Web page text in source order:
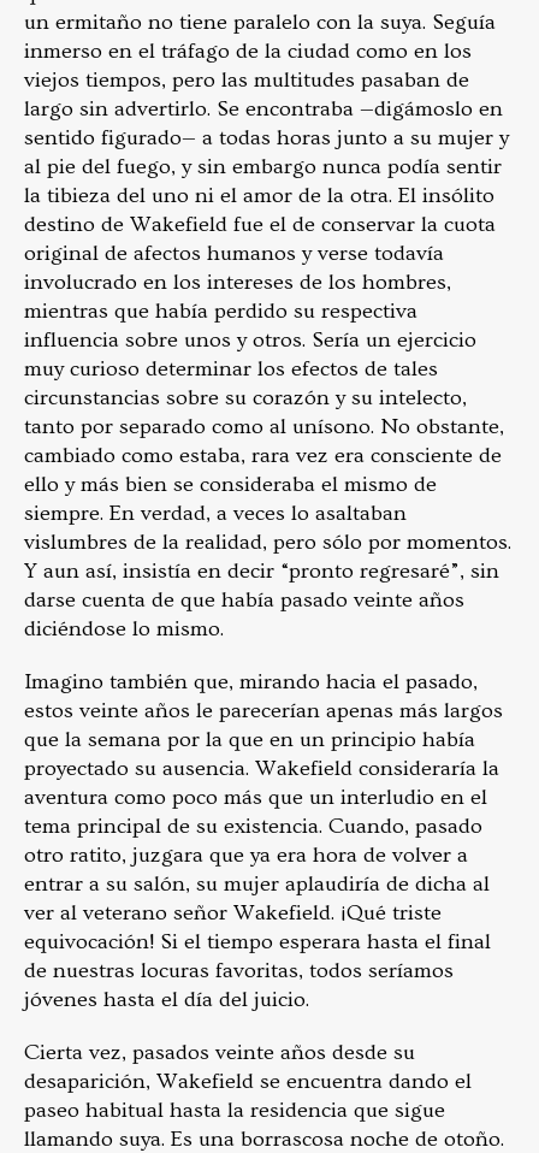
un ermitaño no tiene paralelo con la suya. Seguía
inmerso en el tráfago de la ciudad como en los
viejos tiempos, pero las multitudes pasaban de
largo sin advertirlo. Se encontraba —digámoslo en
sentido figurado— a todas horas junto a su mujer y
al pie del fuego, y sin embargo nunca podía sentir
la tibieza del uno ni el amor de la otra. El insólito
destino de Wakefield fue el de conservar la cuota
original de afectos humanos y verse todavía
involucrado en los intereses de los hombres,
mientras que había perdido su respectiva
influencia sobre unos y otros. Sería un ejercicio
muy curioso determinar los efectos de tales
circunstancias sobre su corazón y su intelecto,
tanto por separado como al unísono. No obstante,
cambiado como estaba, rara vez era consciente de
ello y más bien se consideraba el mismo de
siempre. En verdad, a veces lo asaltaban
vislumbres de la realidad, pero sólo por momentos.
Y aun así, insistía en decir “pronto regresaré”, sin
darse cuenta de que había pasado veinte años
diciéndose lo mismo.
Imagino también que, mirando hacia el pasado,
estos veinte años le parecerían apenas más largos
que la semana por la que en un principio había
proyectado su ausencia. Wakefield consideraría la
aventura como poco más que un interludio en el
tema principal de su existencia. Cuando, pasado
otro ratito, juzgara que ya era hora de volver a
entrar a su salón, su mujer aplaudiría de dicha al
ver al veterano señor Wakefield. ¡Qué triste
equivocación! Si el tiempo esperara hasta el final
de nuestras locuras favoritas, todos seríamos
jóvenes hasta el día del juicio.
Cierta vez, pasados veinte años desde su
desaparición, Wakefield se encuentra dando el
paseo habitual hasta la residencia que sigue
llamando suya. Es una borrascosa noche de otoño.